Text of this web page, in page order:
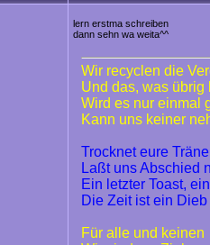
lern erstma schreiben
dann sehn wa weita^^
Wir recyclen die
Und das, was übrig
Wird es nur einmal
Kann uns keiner
Trocknet eure
Laßt uns Abschied
Ein letzter Toast,
Die Zeit ist ein Dieb
Für alle und keinen